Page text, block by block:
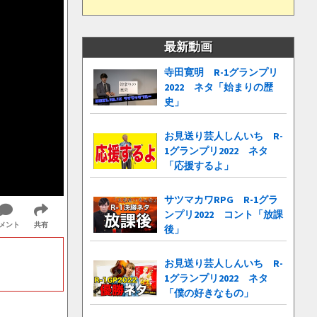
ント 共有
最新動画
寺田寛明 R-1グランプリ
2022 ネタ「始まりの歴
史」
お見送り芸人しんいち R-
1グランプリ2022 ネタ
「応援するよ」
サツマカワRPG R-1グラ
ンプリ2022 コント「放課
後」
お見送り芸人しんいち R-
1グランプリ2022 ネタ
「僕の好きなもの」